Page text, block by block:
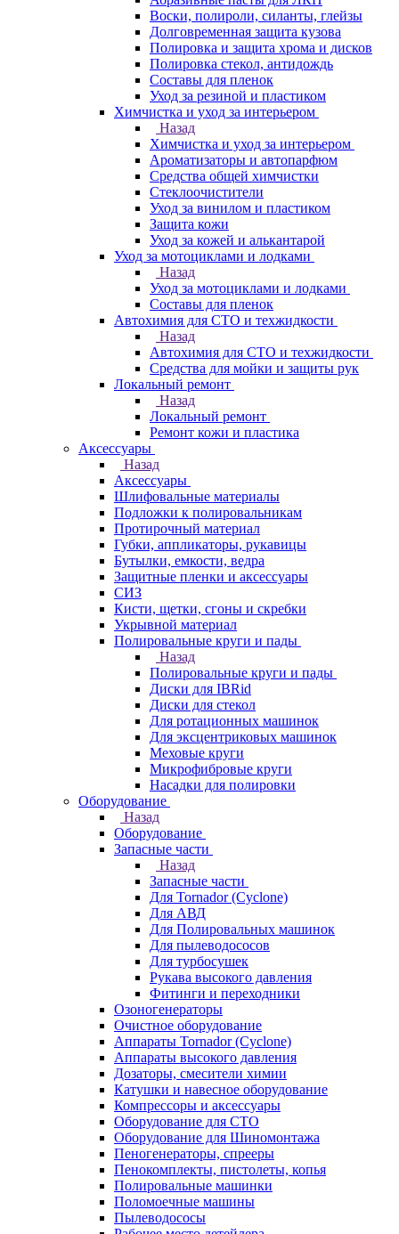
Воски, полироли, силанты, глейзы
Долговременная защита кузова
Полировка и защита хрома и дисков
Полировка стекол, антидождь
Составы для пленок
Уход за резиной и пластиком
Химчистка и уход за интерьером
Назад
Химчистка и уход за интерьером
Ароматизаторы и автопарфюм
Средства общей химчистки
Стеклоочистители
Уход за винилом и пластиком
Защита кожи
Уход за кожей и алькантарой
Уход за мотоциклами и лодками
Назад
Уход за мотоциклами и лодками
Составы для пленок
Автохимия для СТО и техжидкости
Назад
Автохимия для СТО и техжидкости
Средства для мойки и защиты рук
Локальный ремонт
Назад
Локальный ремонт
Ремонт кожи и пластика
Аксессуары
Назад
Аксессуары
Шлифовальные материалы
Подложки к полировальникам
Протирочный материал
Губки, аппликаторы, рукавицы
Бутылки, емкости, ведра
Защитные пленки и аксессуары
СИЗ
Кисти, щетки, сгоны и скребки
Укрывной материал
Полировальные круги и пады
Назад
Полировальные круги и пады
Диски для IBRid
Диски для стекол
Для ротационных машинок
Для эксцентриковых машинок
Меховые круги
Микрофибровые круги
Насадки для полировки
Оборудование
Назад
Оборудование
Запасные части
Назад
Запасные части
Для Tornador (Cyclone)
Для АВД
Для Полировальных машинок
Для пылеводососов
Для турбосушек
Рукава высокого давления
Фитинги и переходники
Озоногенераторы
Очистное оборудование
Аппараты Tornador (Cyclone)
Аппараты высокого давления
Дозаторы, смесители химии
Катушки и навесное оборудование
Компрессоры и аксессуары
Оборудование для СТО
Оборудование для Шиномонтажа
Пеногенераторы, спрееры
Пенокомплекты, пистолеты, копья
Полировальные машинки
Поломоечные машины
Пылеводососы